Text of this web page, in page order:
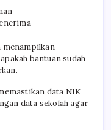
menampilkan
bantuan sudah
data NIK
data sekolah agar